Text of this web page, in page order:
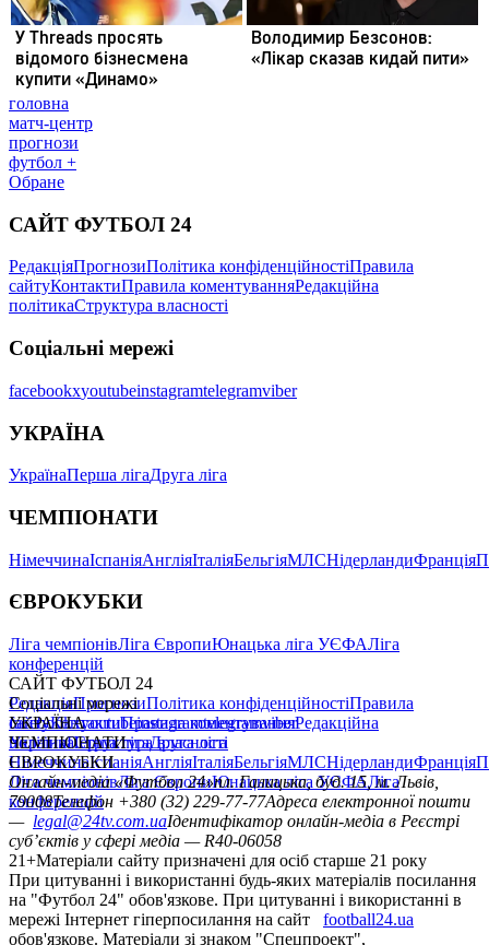
головна
матч-центр
прогнози
футбол +
Обране
САЙТ ФУТБОЛ 24
РедакціяПрогнозиПолітика конфіденційностіПравила
сайтуКонтактиПравила коментуванняРедакційна
політикаСтруктура власності
Соціальні мережі
facebookxyoutubeinstagramtelegramviber
УКРАЇНА
УкраїнаПерша лігаДруга ліга
ЧЕМПІОНАТИ
НімеччинаІспаніяАнгліяІталіяБельгіяМЛСНідерландиФранція
ЄВРОКУБКИ
Ліга чемпіонівЛіга ЄвропиЮнацька ліга УЄФАЛіга
конференцій
САЙТ ФУТБОЛ 24
РедакціяПрогнозиПолітика конфіденційностіПравила
сайтуКонтактиПравила коментуванняРедакційна
політикаСтруктура власності
Соціальні мережі
facebookxyoutubeinstagramtelegramviber
УКРАЇНА
УкраїнаПерша лігаДруга ліга
ЧЕМПІОНАТИ
НімеччинаІспаніяАнгліяІталіяБельгіяМЛСНідерландиФранція
ЄВРОКУБКИ
Ліга чемпіонівЛіга ЄвропиЮнацька ліга УЄФАЛіга
конференцій
Онлайн-медіа «Футбол 24»пл. Галицька, буд. 15, м. Львів,
79008Телефон +380 (32) 229-77-77Адреса електронної пошти
— legal@24tv.com.uaІдентифікатор онлайн-медіа в Реєстрі
суб’єктів у сфері медіа — R40-06058
21+Матеріали сайту призначені для осіб старше 21 року
При цитуванні і використанні будь-яких матеріалів посилання
на "Футбол 24" обов'язкове. При цитуванні і використанні в
мережі Інтернет гіперпосилання на сайт
football24.ua
обов'язкове. Матеріали зі знаком "Спецпроект",